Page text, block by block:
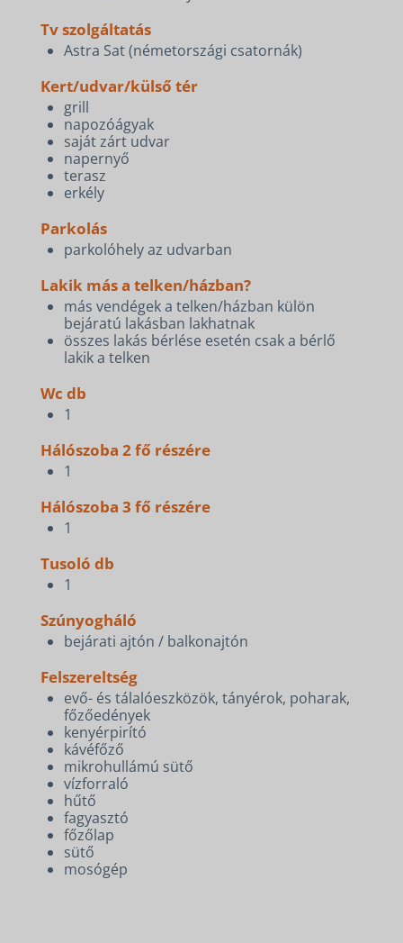
Tv szolgáltatás
Astra Sat (németországi csatornák)
Kert/udvar/külső tér
grill
napozóágyak
saját zárt udvar
napernyő
terasz
erkély
Parkolás
parkolóhely az udvarban
Lakik más a telken/házban?
más vendégek a telken/házban külön
bejáratú lakásban lakhatnak
összes lakás bérlése esetén csak a bérlő
lakik a telken
Wc db
1
Hálószoba 2 fő részére
1
Hálószoba 3 fő részére
1
Tusoló db
1
Szúnyogháló
bejárati ajtón / balkonajtón
Felszereltség
evő- és tálalóeszközök, tányérok, poharak,
főzőedények
kenyérpirító
kávéfőző
mikrohullámú sütő
vízforraló
hűtő
fagyasztó
főzőlap
sütő
mosógép